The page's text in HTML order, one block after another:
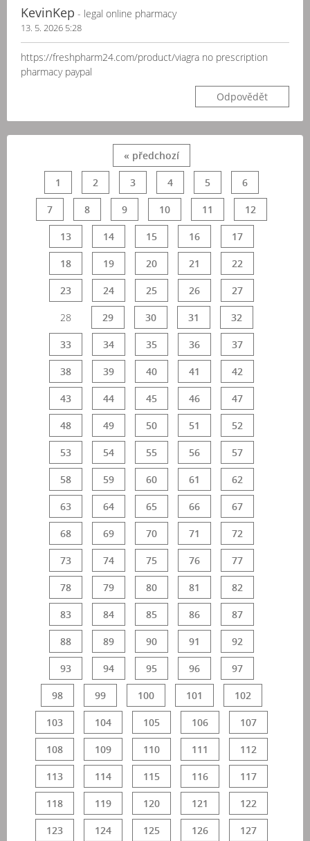
KevinKep - legal online pharmacy
13. 5. 2026 5:28
https://freshpharm24.com/product/viagra no prescription
pharmacy paypal
Odpovědět
« předchozí
1 2 3 4 5 6
7 8 9 10 11 12
13 14 15 16 17
18 19 20 21 22
23 24 25 26 27
28 29 30 31 32
33 34 35 36 37
38 39 40 41 42
43 44 45 46 47
48 49 50 51 52
53 54 55 56 57
58 59 60 61 62
63 64 65 66 67
68 69 70 71 72
73 74 75 76 77
78 79 80 81 82
83 84 85 86 87
88 89 90 91 92
93 94 95 96 97
98 99 100 101 102
103 104 105 106 107
108 109 110 111 112
113 114 115 116 117
118 119 120 121 122
123 124 125 126 127